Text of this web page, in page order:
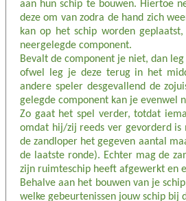
aan hun schip te bouwen. Hiertoe
deze om van zodra de hand zich
kan op het schip worden
neergelegde component.
Bevalt de component je niet, dan
ofwel leg je deze terug in het
andere speler desgevallend de
gelegde component kan je evenwel
Zo gaat het spel verder, totdat
omdat hij/zij reeds ver gevorderd is
de zandloper het gegeven aantal
de laatste ronde). Echter mag de
zijn ruimteschip heeft afgewerkt en
Behalve aan het bouwen van je
welke gebeurtenissen jouw schip bij